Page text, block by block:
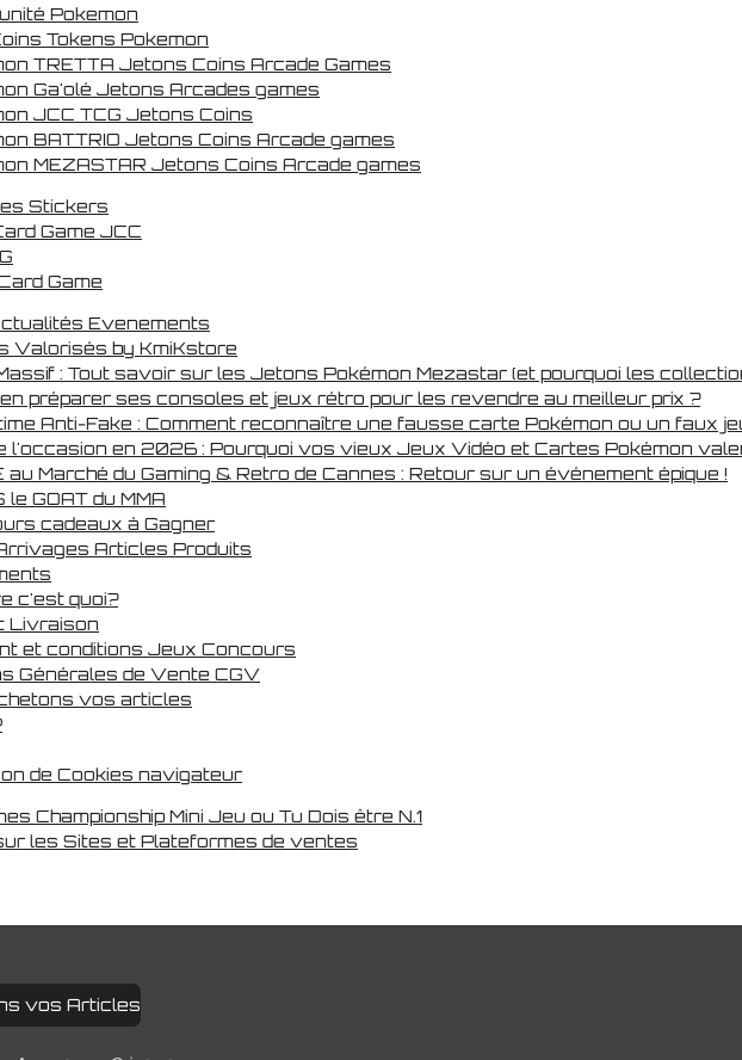
Pokemon
Tokens Pokemon
TRETTA Jetons Coins Arcade Games
Ga'olé Jetons Arcades games
JCC TCG Jetons Coins
BATTRIO Jetons Coins Arcade games
MEZASTAR Jetons Coins Arcade games
Stickers
Game JCC
Game
Evenements
Valorisés by KmiKstore
: Tout savoir sur les Jetons Pokémon Mezastar (et pourquoi les
préparer ses consoles et jeux rétro pour les revendre au meilleur prix ?
Anti-Fake : Comment reconnaître une fausse carte Pokémon ou un faux
l'occasion en 2026 : Pourquoi vos vieux Jeux Vidéo et Cartes Pokémon
au Marché du Gaming & Retro de Cannes : Retour sur un événement épique !
le GOAT du MMA
cadeaux à Gagner
Articles Produits
c'est quoi?
Livraison
et conditions Jeux Concours
Générales de Vente CGV
vos articles
de Cookies navigateur
Championship Mini Jeu ou Tu Dois être N.1
les Sites et Plateformes de ventes
vos Articles